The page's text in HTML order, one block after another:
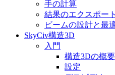
手の計算
結果のエクスポー
ビームの設計と最
SkyCiv構造3D
入門
構造3Dの概要
設定